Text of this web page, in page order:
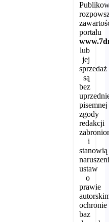
portalu
lub
jej
sprzedaż
są
bez
pisemnej
zgody
redakcji
i
stanowią
ustaw
o
prawie
ochronie
baz